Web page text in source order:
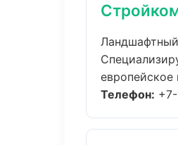
европейское
Телефон: